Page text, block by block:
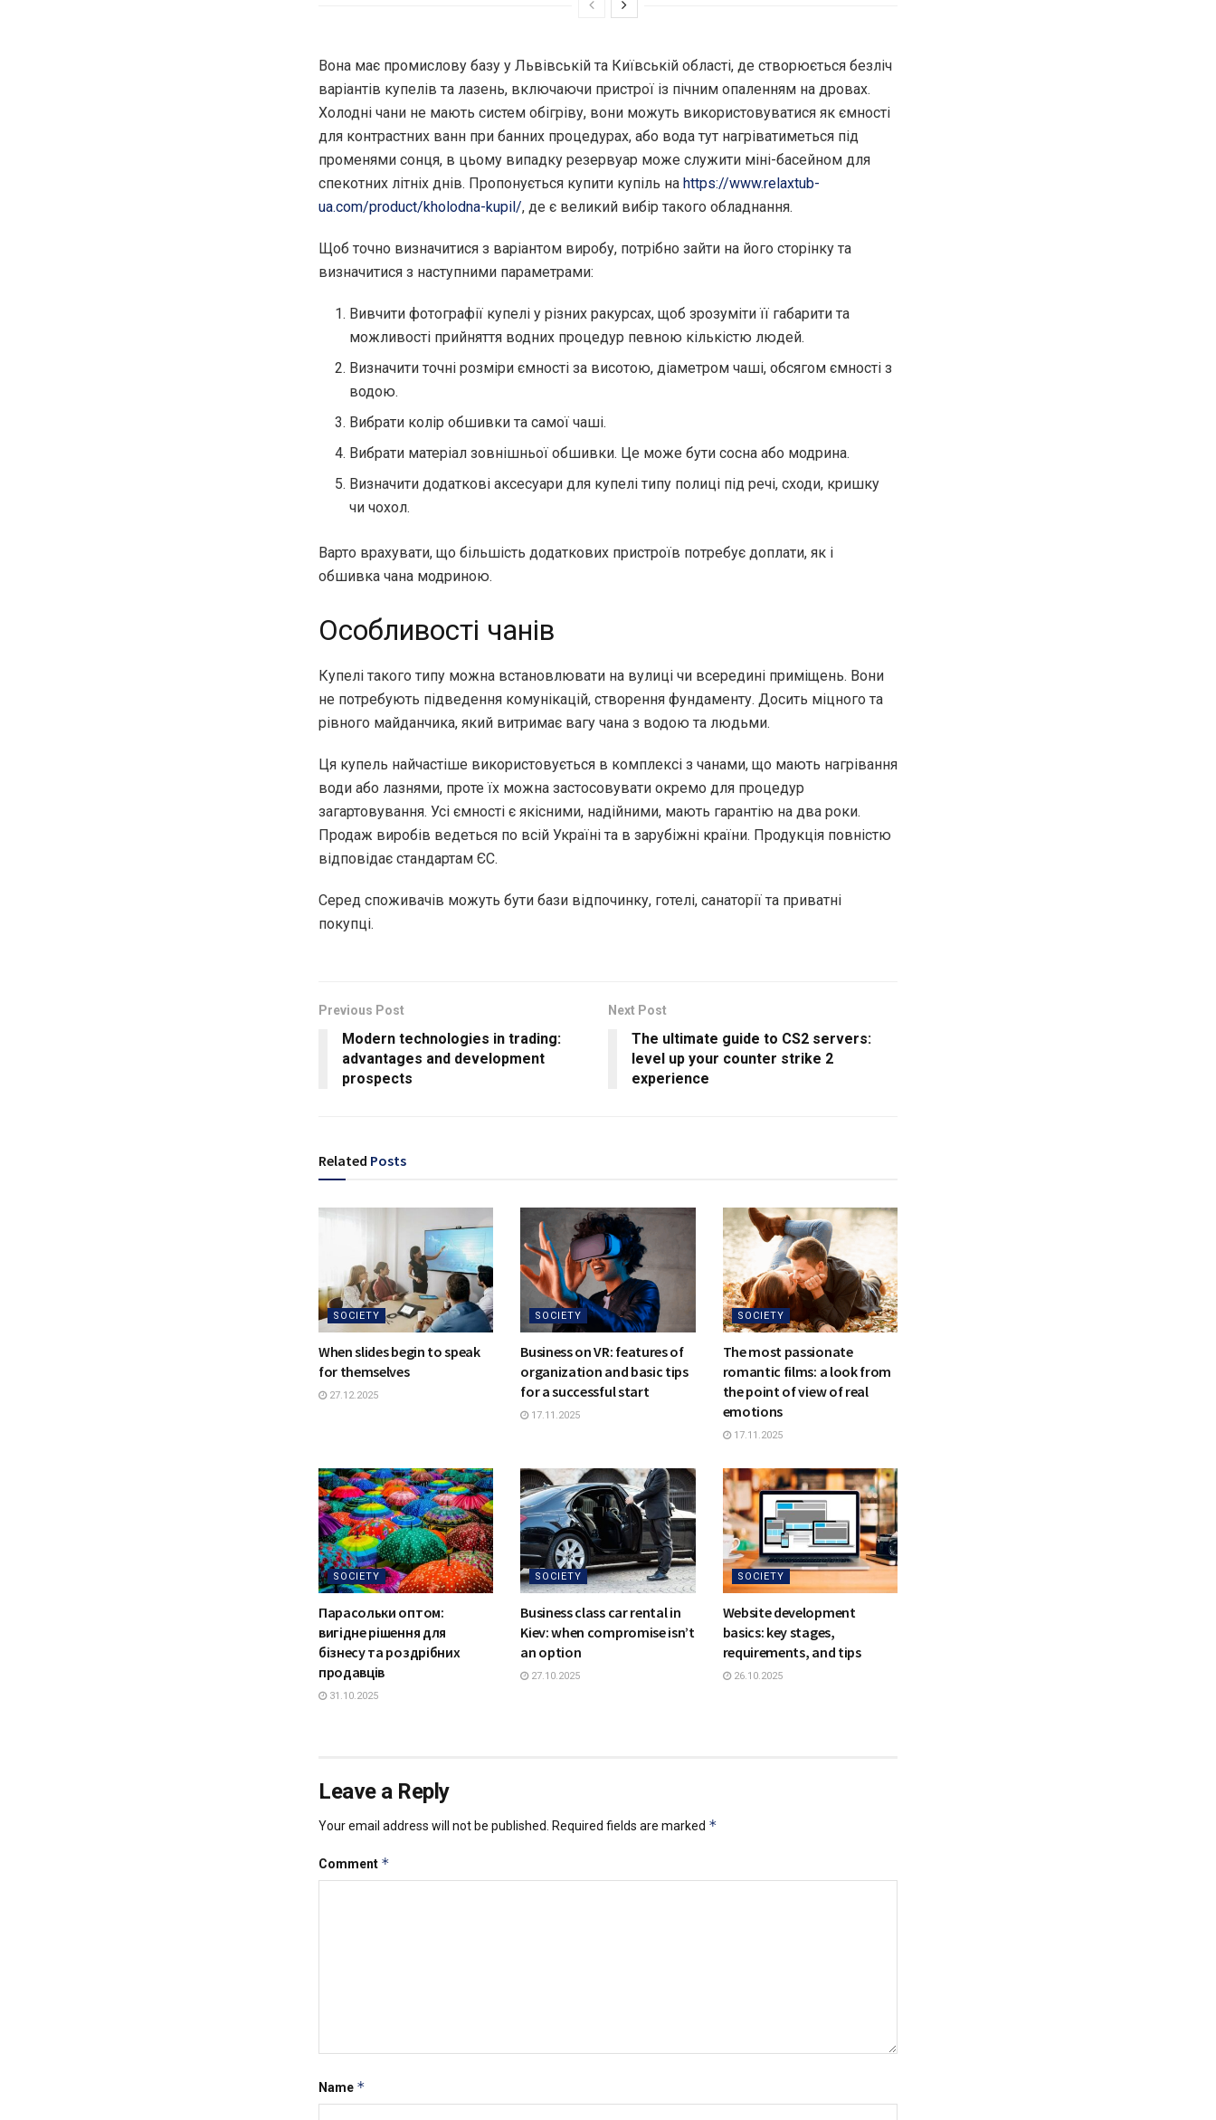
Вона має промислову базу у Львівській та Київській області, де створюється безліч
варіантів купелів та лазень, включаючи пристрої із пічним опаленням на дровах.
Холодні чани не мають систем обігріву, вони можуть використовуватися як ємності
для контрастних ванн при банних процедурах, або вода тут нагріватиметься під
променями сонця, в цьому випадку резервуар може служити міні-басейном для
спекотних літніх днів. Пропонується купити купіль на https://www.relaxtub-
ua.com/product/kholodna-kupil/, де є великий вибір такого обладнання.
Щоб точно визначитися з варіантом виробу, потрібно зайти на його сторінку та
визначитися з наступними параметрами:
Вивчити фотографії купелі у різних ракурсах, щоб зрозуміти її габарити та
можливості прийняття водних процедур певною кількістю людей.
Визначити точні розміри ємності за висотою, діаметром чаші, обсягом ємності з
водою.
Вибрати колір обшивки та самої чаші.
Вибрати матеріал зовнішньої обшивки. Це може бути сосна або модрина.
Визначити додаткові аксесуари для купелі типу полиці під речі, сходи, кришку
чи чохол.
Варто врахувати, що більшість додаткових пристроїв потребує доплати, як і
обшивка чана модриною.
Особливості чанів
Купелі такого типу можна встановлювати на вулиці чи всередині приміщень. Вони
не потребують підведення комунікацій, створення фундаменту. Досить міцного та
рівного майданчика, який витримає вагу чана з водою та людьми.
Ця купель найчастіше використовується в комплексі з чанами, що мають нагрівання
води або лазнями, проте їх можна застосовувати окремо для процедур
загартовування. Усі ємності є якісними, надійними, мають гарантію на два роки.
Продаж виробів ведеться по всій Україні та в зарубіжні країни. Продукція повністю
відповідає стандартам ЄС.
Серед споживачів можуть бути бази відпочинку, готелі, санаторії та приватні
покупці.
Previous Post
Modern technologies in trading:
advantages and development
prospects
Next Post
The ultimate guide to CS2 servers:
level up your counter strike 2
experience
Related Posts
SOCIETY
When slides begin to speak
for themselves
27.12.2025
SOCIETY
Business on VR: features of
organization and basic tips
for a successful start
17.11.2025
SOCIETY
The most passionate
romantic films: a look from
the point of view of real
emotions
17.11.2025
SOCIETY
Парасольки оптом:
вигідне рішення для
бізнесу та роздрібних
продавців
31.10.2025
SOCIETY
Business class car rental in
Kiev: when compromise isn’t
an option
27.10.2025
SOCIETY
Website development
basics: key stages,
requirements, and tips
26.10.2025
Leave a Reply
Your email address will not be published. Required fields are marked *
Comment *
Name *